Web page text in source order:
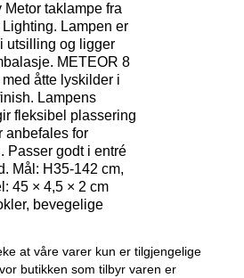
taklampe fra
Lampen er
utsilling og ligger
METEOR 8
åtte lyskilder i
Lampens
fleksibel plassering
anbefales for
Passer godt i entré
Mål: H35-142 cm,
45 × 4,5 × 2 cm
bevegelige
at våre varer kun er tilgjengelige
butikken som tilbyr varen er